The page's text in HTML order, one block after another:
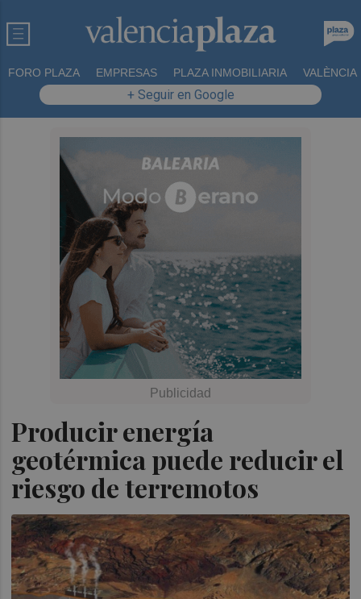
FORO PLAZA EMPRESAS PLAZA INMOBILIARIA VALÈNCIA
+ Seguir en Google
Producir energía
geotérmica puede reducir el
riesgo de terremotos